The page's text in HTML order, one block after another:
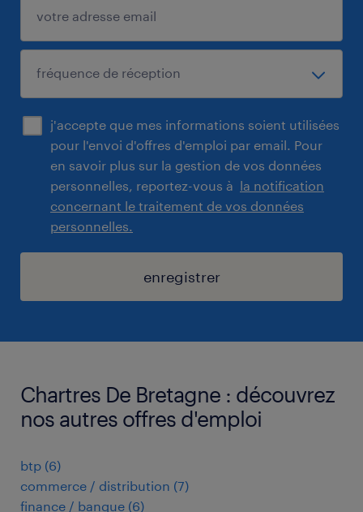
j'accepte que mes informations soient utilisées
pour l'envoi d'offres d'emploi par email. Pour
en savoir plus sur la gestion de vos données
personnelles, reportez-vous à la notification
concernant le traitement de vos données
personnelles.
enregistrer
Chartres De Bretagne : découvrez
nos autres offres d'emploi
btp (6)
commerce / distribution (7)
finance / banque (6)